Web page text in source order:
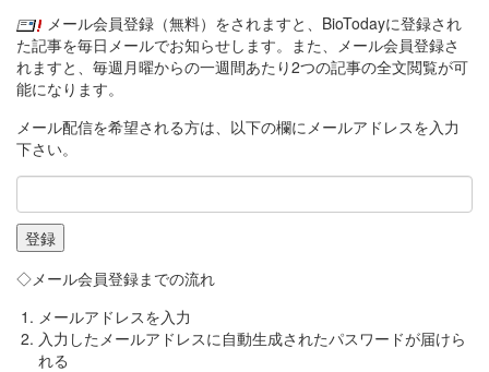
メール会員登録（無料）をされますと、BioTodayに登録され
た記事を毎日メールでお知らせします。また、メール会員登録さ
れますと、毎週月曜からの一週間あたり2つの記事の全文閲覧が可
能になります。
メール配信を希望される方は、以下の欄にメールアドレスを入力
下さい。
◇メール会員登録までの流れ
メールアドレスを入力
入力したメールアドレスに自動生成されたパスワードが届けら
れる